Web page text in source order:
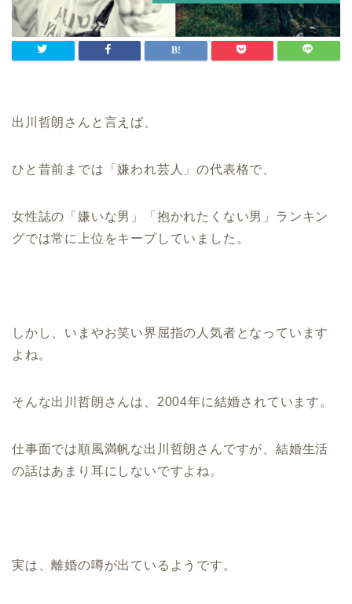
出川哲朗さんと言えば、
ひと昔前までは「嫌われ芸人」の代表格で、
女性誌の「嫌いな男」「抱かれたくない男」ランキン
グでは常に上位をキープしていました。
しかし、いまやお笑い界屈指の人気者となっています
よね。
そんな出川哲朗さんは、2004年に結婚されています。
仕事面では順風満帆な出川哲朗さんですが、結婚生活
の話はあまり耳にしないですよね。
実は、離婚の噂が出ているようです。